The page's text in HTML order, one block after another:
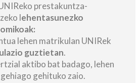
prestakuntza-
lehentasunezko
lehen matrikulan UNIRek
guztietan.
aktibo bat badago, lehen
gehituko zaio.